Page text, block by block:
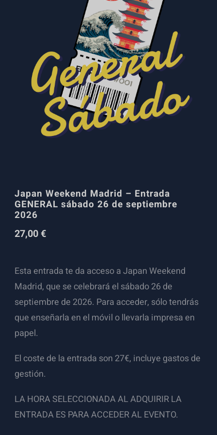
Japan Weekend Madrid – Entrada
GENERAL sábado 26 de septiembre
2026
27,00 €
Esta entrada te da acceso a Japan Weekend
Madrid, que se celebrará el sábado 26 de
septiembre de 2026. Para acceder, sólo tendrás
que enseñarla en el móvil o llevarla impresa en
papel.
El coste de la entrada son 27€, incluye gastos de
gestión.
LA HORA SELECCIONADA AL ADQUIRIR LA
ENTRADA ES PARA ACCEDER AL EVENTO.